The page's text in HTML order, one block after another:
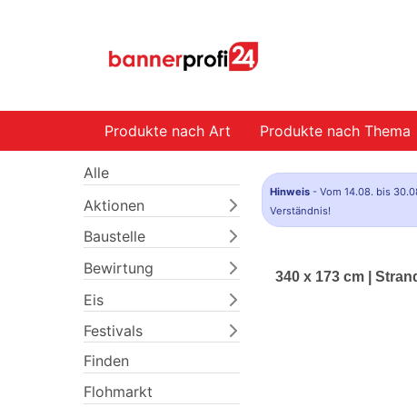
Produkte nach Art Produkte nach Thema
Alle
Aktionen
Baustelle
Bewirtung
Eis
Festivals
Finden
Flohmarkt
Hinweis - Vom 14.08. bis
Verständnis!
340 x 173 cm |